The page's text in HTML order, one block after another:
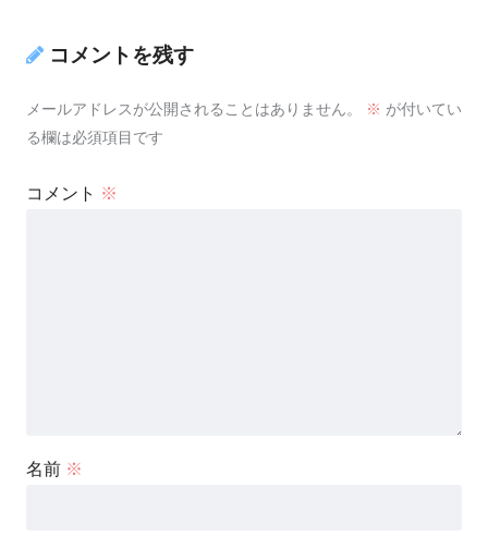
コメントを残す
メールアドレスが公開されることはありません。 ※ が付いてい
る欄は必須項目です
コメント ※
名前 ※